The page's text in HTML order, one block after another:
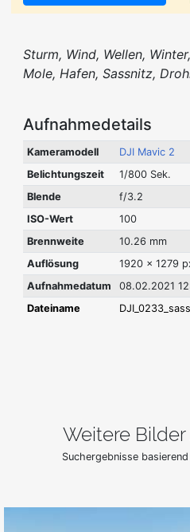
Sturm, Wind, Wellen,
Mole, Hafen, Sassnitz,
Aufnahmedetails
Kameramodell
DJI Mavic 2
Belichtungszeit
1/800 Sek.
Blende
f/3.2
ISO-Wert
100
Brennweite
10.26 mm
Auflösung
1920 x 1279
Aufnahmedatum
08.02.2021
Dateiname
Weitere
Suchergebnisse